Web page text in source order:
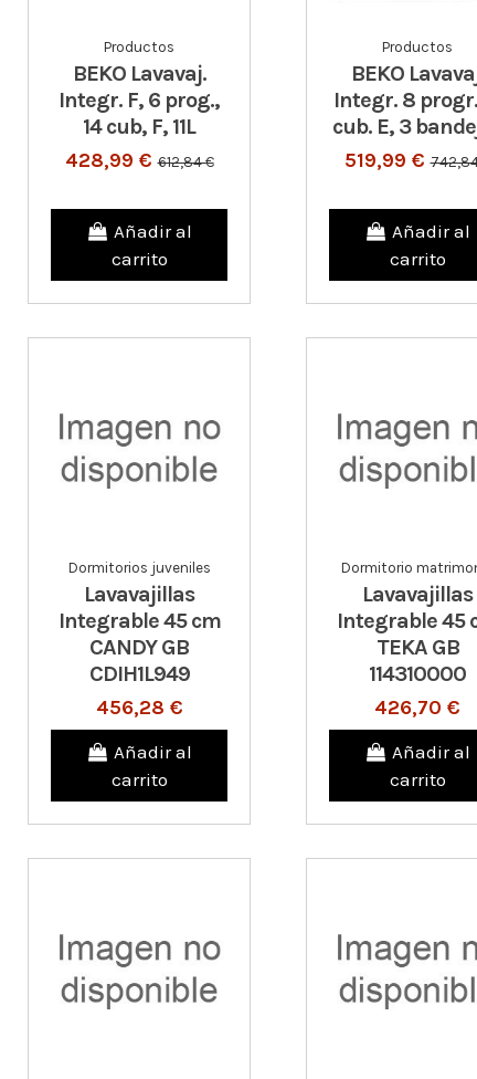
Productos
BEKO Lavavaj.
Integr. F, 6 prog.,
14 cub, F, 11L
428,99 €612,84 €
Añadir al
carrito
Productos
BEKO
Integr. 8
cub. E, 3
519,99 €
Añadir al
carrito
Dormitorios juveniles
Lavavajillas
Integrable 45 cm
CANDY GB
CDIH1L949
456,28 €
Añadir al
carrito
Dormitorio
Lavavajillas
Integrable 45
TEKA GB
114310000
426,70 €
Añadir al
carrito